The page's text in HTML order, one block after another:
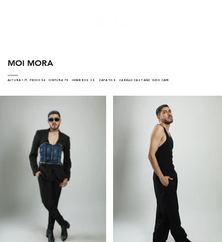
MOI MORA
ALTURA 1.77 PECHO 94 CINTURA 79 HOMBROS 39 ZAPATO 9 CABELLO CASTAÑO OJOS CAFE